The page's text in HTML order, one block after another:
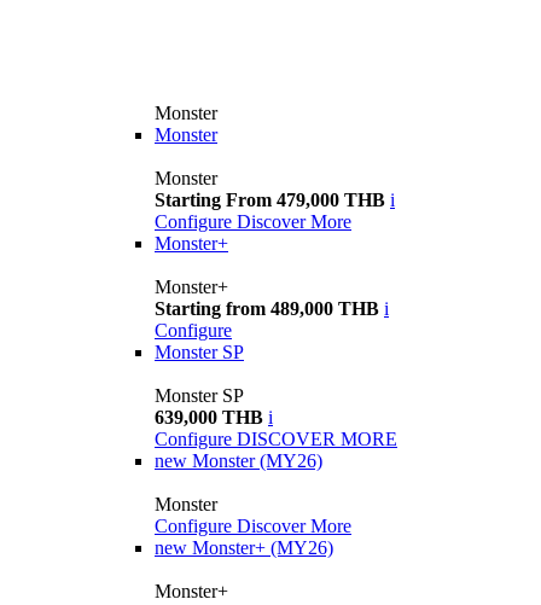
Monster
Monster
Monster
Starting From 479,000 THB i
Configure Discover More
Monster+
Monster+
Starting from 489,000 THB i
Configure
Monster SP
Monster SP
639,000 THB i
Configure DISCOVER MORE
new Monster (MY26)
Monster
Configure Discover More
new Monster+ (MY26)
Monster+